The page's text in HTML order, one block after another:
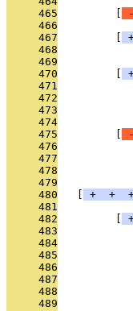
     465
     466
     467
     468
     469
     470
     471
     472
     473
     474
     475
     476
     477
     478
     479
     480
+ +
     481
     482
     483
     484
     485
     486
     487
     488
     489